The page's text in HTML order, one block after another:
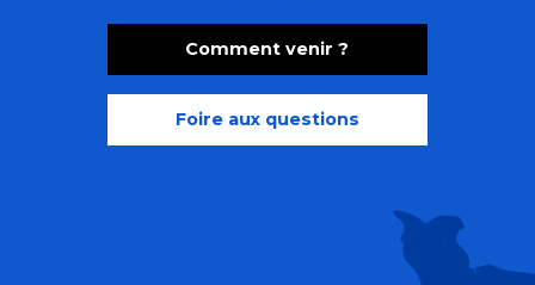
Comment venir ?
Foire aux questions